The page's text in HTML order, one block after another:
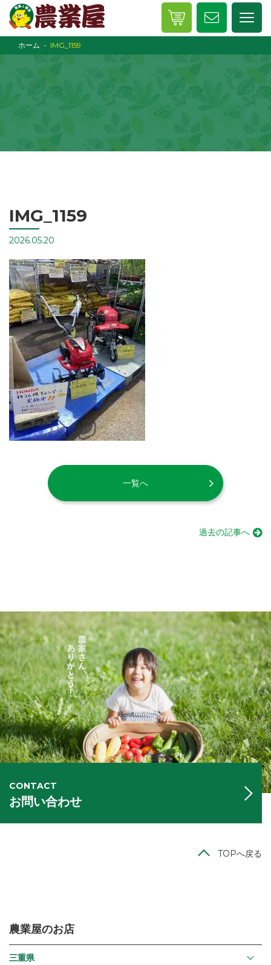
ホーム IMG_1159
IMG_1159
2026.05.20
一覧へ
過去の記事へ
CONTACT
お問い合わせ
TOPへ戻る
農業屋のお店
三重県